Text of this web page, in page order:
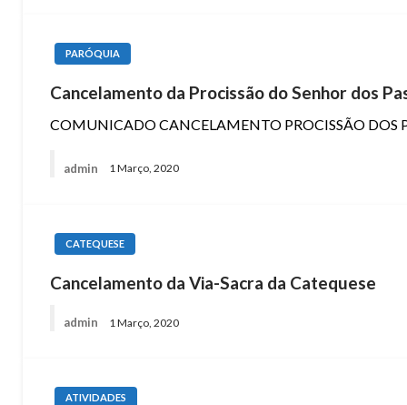
PARÓQUIA
Cancelamento da Procissão do Senhor dos
COMUNICADO CANCELAMENTO PROCISSÃO DOS
admin 1 Março, 2020
CATEQUESE
Cancelamento da Via-Sacra da Catequese
admin 1 Março, 2020
ATIVIDADES